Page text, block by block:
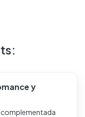
y
complementada